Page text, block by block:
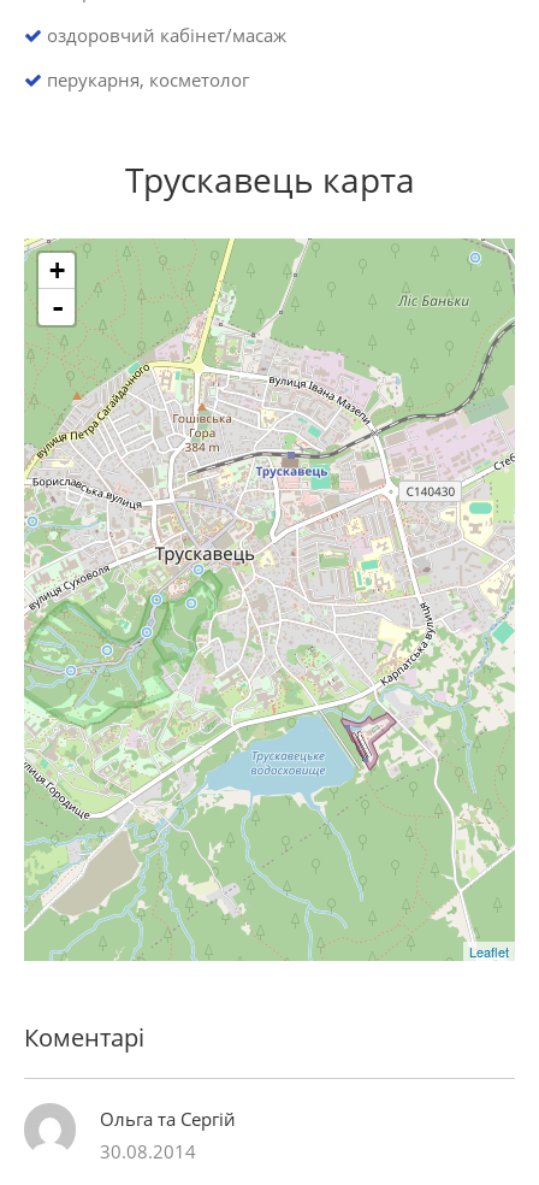
оздоровчий кабінет/масаж
перукарня, косметолог
Трускавець карта
+
-
Leaflet
Коментарі
Ольга та Сергій
30.08.2014